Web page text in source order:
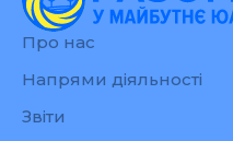
Про нас
Напрями діяльності
Звіти